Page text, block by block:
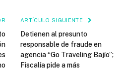
ARTÍCULO SIGUIENTE
Detienen al presunto
responsable de fraude en
agencia “Go Traveling Bajío”;
Fiscalía pide a más